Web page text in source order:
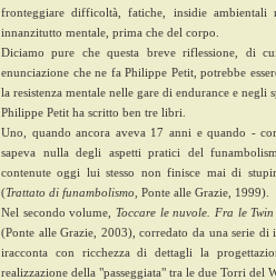
fronteggiare difficoltà, fatiche, insidie
innanzitutto mentale, prima che del corpo.
Diciamo pure che questa breve riflessione, di
enunciazione che ne fa Philippe Petit, potrebbe
la resistenza mentale nelle gare di endurance e negli
Philippe Petit ha scritto ben tre libri.
Uno, quando ancora aveva 17 anni e quando -
sapeva nulla degli aspetti pratici del
contenute oggi lui stesso non finisce mai di
(Trattato di funambolismo , Ponte alle Grazie, 1999).
Nel secondo volume, Toccare le nuvole. Fra le
(Ponte alle Grazie, 2003), corredato da una serie
iracconta con ricchezza di dettagli la
realizzazione della "passeggiata" tra le due Torri del